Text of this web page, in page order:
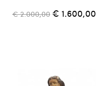
€ 2.000,00 € 1.600,00